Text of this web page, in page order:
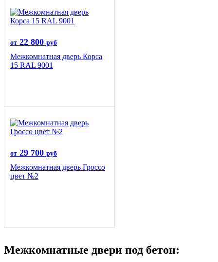
от 22 800 руб
Межкомнатная дверь Корса
15 RAL 9001
от 29 700 руб
Межкомнатная дверь Гроссо
цвет №2
Межкомнатные двери под бетон: